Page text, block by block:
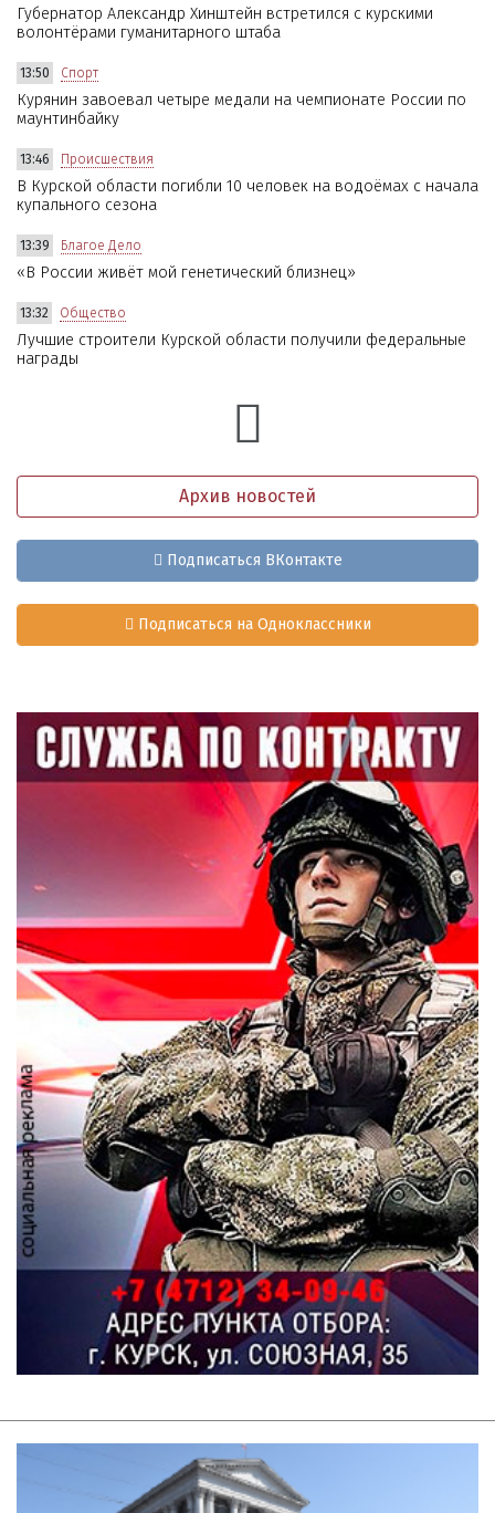
Губернатор Александр Хинштейн встретился с курскими
волонтёрами гуманитарного штаба
13:50 Спорт
Курянин завоевал четыре медали на чемпионате России по
маунтинбайку
13:46 Происшествия
В Курской области погибли 10 человек на водоёмах с начала
купального сезона
13:39 Благое Дело
«В России живёт мой генетический близнец»
13:32 Общество
Лучшие строители Курской области получили федеральные
награды
Архив новостей
Подписаться ВКонтакте
Подписаться на Одноклассники